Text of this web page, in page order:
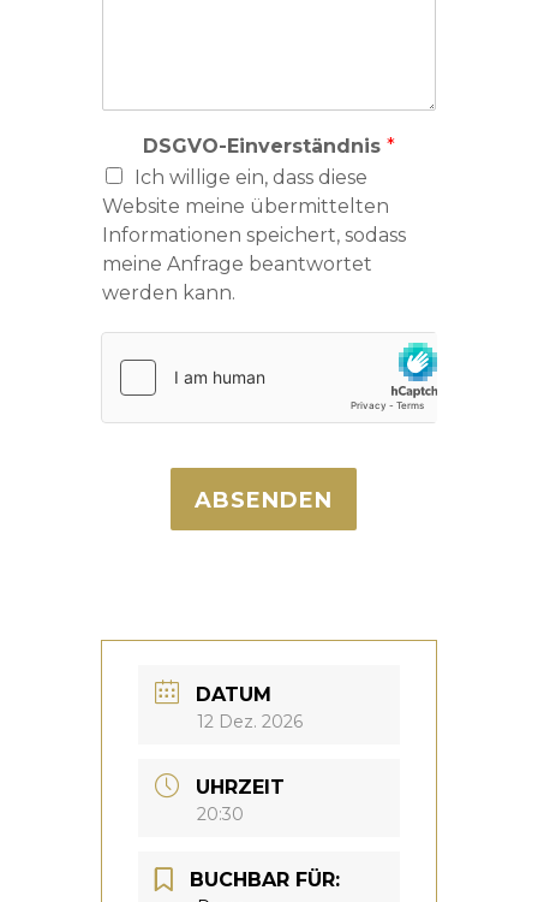
DSGVO-Einverständnis *
Ich willige ein, dass diese
Website meine übermittelten
Informationen speichert, sodass
meine Anfrage beantwortet
werden kann.
ABSENDEN
DATUM
12 Dez. 2026
UHRZEIT
20:30
BUCHBAR FÜR: